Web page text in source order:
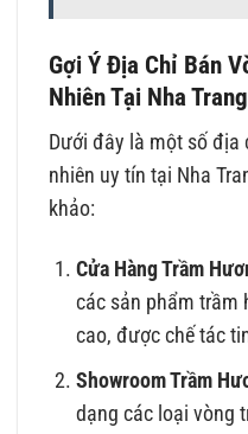
Gợi Ý Địa Chỉ Bán
Nhiên Tại Nha Trang
Dưới đây là một số
nhiên uy tín tại Nha
khảo:
Cửa Hàng Trầm
các sản phẩm trầm
cao, được chế tác
Showroom Trầm
dạng các loại vòng